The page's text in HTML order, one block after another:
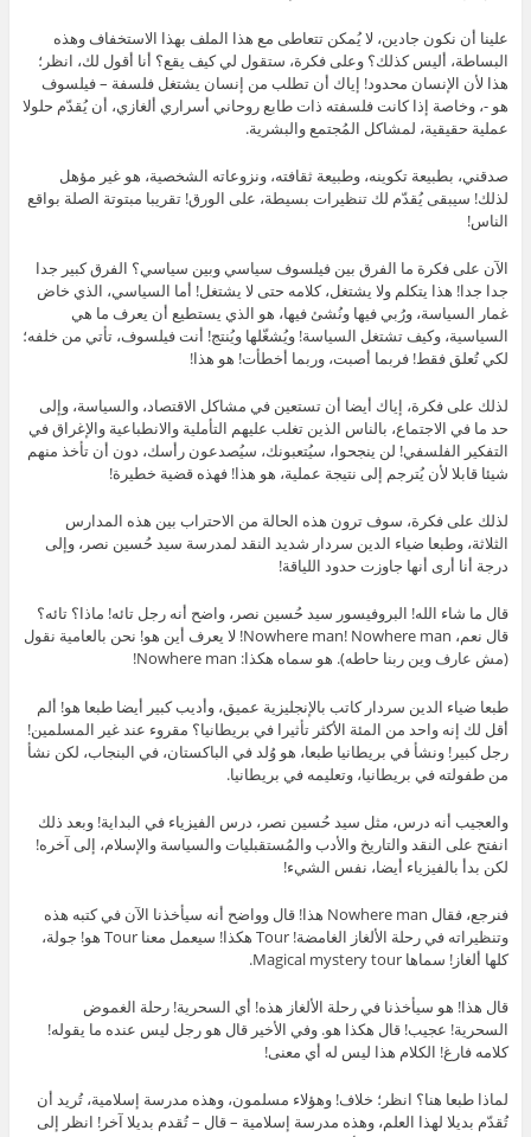
علينا أن نكون جادين، لا يُمكن تتعاطى مع هذا الملف بهذا الاستخفاف وهذه
البساطة، أليس كذلك؟ وعلى فكرة، ستقول لي كيف يقع؟ أنا أقول لك، انظر؛
هذا لأن الإنسان محدود! إياك أن تطلب من إنسان يشتغل فلسفة – فيلسوف
هو -، وخاصة إذا كانت فلسفته ذات طابع روحاني أسراري ألغازي، أن يُقدّم حلولا
عملية حقيقية، لمشاكل المُجتمع والبشرية.
صدقني، بطبيعة تكوينه، وطبيعة ثقافته، ونزوعاته الشخصية، هو غير مؤهل
لذلك! سيبقى يُقدّم لك تنظيرات بسيطة، على الورق! تقريبا مبتوتة الصلة بواقع
الناس!
الآن على فكرة ما الفرق بين فيلسوف سياسي وبين سياسي؟ الفرق كبير جدا
جدا جدا! هذا يتكلم ولا يشتغل، كلامه حتى لا يشتغل! أما السياسي، الذي خاض
غمار السياسة، ورُبي فيها ونُشئ فيها، هو الذي يستطيع أن يعرف ما هي
السياسية، وكيف تشتغل السياسة! ويُشغّلها ويُنتج! أنت فيلسوف، تأتي من خلفه؛
لكي تُعلق فقط! فربما أصبت، وربما أخطأت! هو هذا!
لذلك على فكرة، إياك أيضا أن تستعين في مشاكل الاقتصاد، والسياسة، وإلى
حد ما في الاجتماع، بالناس الذين تغلب عليهم التأملية والانطباعية والإغراق في
التفكير الفلسفي! لن ينجحوا، سيُتعبونك، سيُصدعون رأسك، دون أن تأخذ منهم
شيئا قابلا لأن يُترجم إلى نتيجة عملية، هو هذا! فهذه قضية خطيرة!
لذلك على فكرة، سوف ترون هذه الحالة من الاحتراب بين هذه المدارس
الثلاثة، وطبعا ضياء الدين سردار شديد النقد لمدرسة سيد حُسين نصر، وإلى
درجة أنا أرى أنها جاوزت حدود اللياقة!
قال ما شاء الله! البروفيسور سيد حُسين نصر، واضح أنه رجل تائه! ماذا؟ تائه؟
قال نعم، Nowhere man! Nowhere man! لا يعرف أين هو! نحن بالعامية نقول
(مش عارف وين ربنا حاطه). هو سماه هكذا: Nowhere man!
طبعا ضياء الدين سردار كاتب بالإنجليزية عميق، وأديب كبير أيضا طبعا هو! ألم
أقل لك إنه واحد من المئة الأكثر تأثيرا في بريطانيا؟ مقروء عند غير المسلمين!
رجل كبير! ونشأ في بريطانيا طبعا، هو وُلد في الباكستان، في البنجاب، لكن نشأ
من طفولته في بريطانيا، وتعليمه في بريطانيا.
والعجيب أنه درس، مثل سيد حُسين نصر، درس الفيزياء في البداية! وبعد ذلك
انفتح على النقد والتاريخ والأدب والمُستقبليات والسياسة والإسلام، إلى آخره!
لكن بدأ بالفيزياء أيضا، نفس الشيء!
فنرجع، فقال Nowhere man هذا! قال وواضح أنه سيأخذنا الآن في كتبه هذه
وتنظيراته في رحلة الألغاز الغامضة! Tour هكذا! سيعمل معنا Tour هو! جولة،
كلها ألغاز! سماها Magical mystery tour.
قال هذا! هو سيأخذنا في رحلة الألغاز هذه! أي السحرية! رحلة الغموض
السحرية! عجيب! قال هكذا هو. وفي الأخير قال هو رجل ليس عنده ما يقوله!
كلامه فارغ! الكلام هذا ليس له أي معنى!
لماذا طبعا هنا؟ انظر؛ خلاف! وهؤلاء مسلمون، وهذه مدرسة إسلامية، تُريد أن
تُقدّم بديلا لهذا العلم، وهذه مدرسة إسلامية – قال – تُقدم بديلا آخر! انظر إلى